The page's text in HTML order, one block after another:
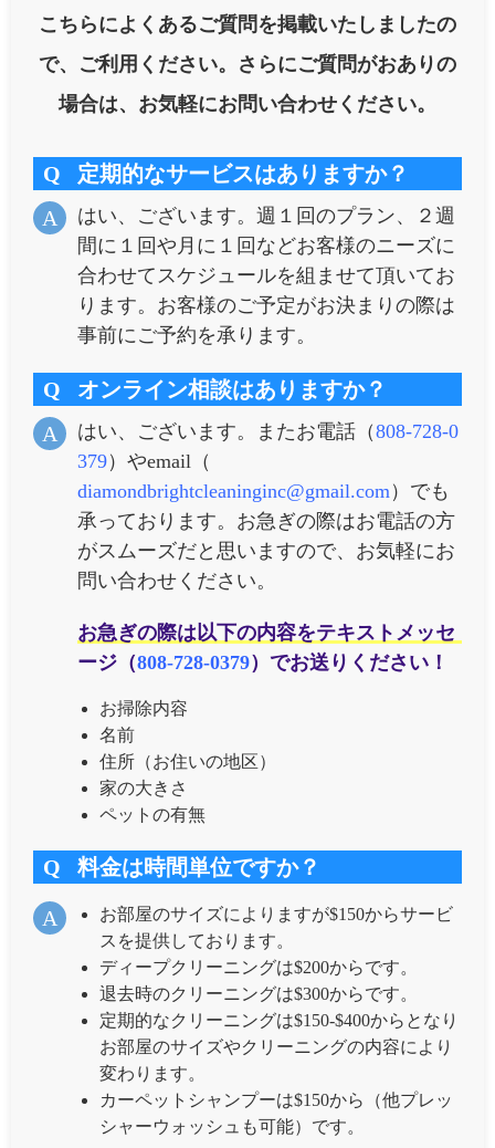
こちらによくあるご質問を掲載いたしましたの
で、ご利用ください。さらにご質問がおありの
場合は、お気軽にお問い合わせください。
Q
定期的なサービスはありますか？
A
はい、ございます。週１回のプラン、２週
間に１回や月に１回などお客様のニーズに
合わせてスケジュールを組ませて頂いてお
ります。お客様のご予定がお決まりの際は
事前にご予約を承ります。
Q
オンライン相談はありますか？
A
はい、ございます。またお電話（808-728-0
379）やemail（
diamondbrightcleaninginc@gmail.com）でも
承っております。お急ぎの際はお電話の方
がスムーズだと思いますので、お気軽にお
問い合わせください。
お急ぎの際は以下の内容をテキストメッセ
ージ（808-728-0379）でお送りください！
お掃除内容
名前
住所（お住いの地区）
家の大きさ
ペットの有無
Q 料金は時間単位ですか？
A
お部屋のサイズによりますが$150からサービ
スを提供しております。
ディープクリーニングは$200からです。
退去時のクリーニングは$300からです。
定期的なクリーニングは$150-$400からとなり
お部屋のサイズやクリーニングの内容により
変わります。
カーペットシャンプーは$150から（他プレッ
シャーウォッシュも可能）です。